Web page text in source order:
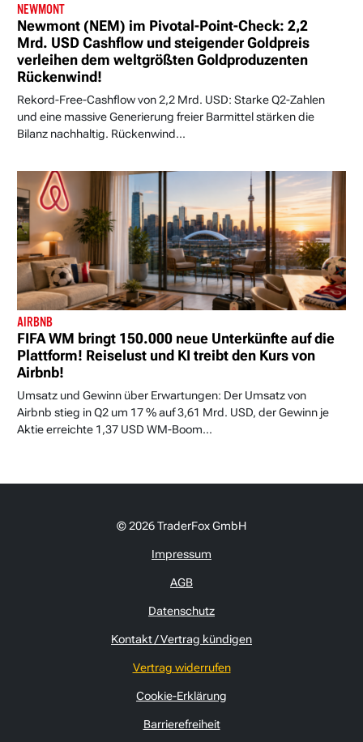
NEWMONT
Newmont (NEM) im Pivotal-Point-Check: 2,2
Mrd. USD Cashflow und steigender Goldpreis
verleihen dem weltgrößten Goldproduzenten
Rückenwind!
Rekord-Free-Cashflow von 2,2 Mrd. USD: Starke Q2-Zahlen
und eine massive Generierung freier Barmittel stärken die
Bilanz nachhaltig. Rückenwind...
AIRBNB
FIFA WM bringt 150.000 neue Unterkünfte auf die
Plattform! Reiselust und KI treibt den Kurs von
Airbnb!
Umsatz und Gewinn über Erwartungen: Der Umsatz von
Airbnb stieg in Q2 um 17 % auf 3,61 Mrd. USD, der Gewinn je
Aktie erreichte 1,37 USD WM-Boom...
© 2026 TraderFox GmbH
Impressum
AGB
Datenschutz
Kontakt / Vertrag kündigen
Vertrag widerrufen
Cookie-Erklärung
Barrierefreiheit